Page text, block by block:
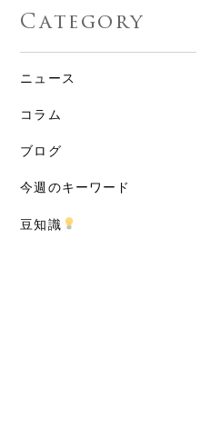
Category
ニュース
コラム
ブログ
今週のキーワード
豆知識